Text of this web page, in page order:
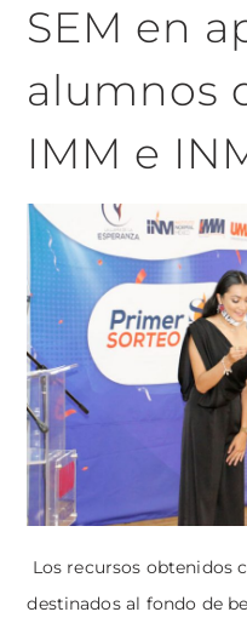
SEM en
alumnos
IMM e
Los recursos obtenidos
destinados al fondo de